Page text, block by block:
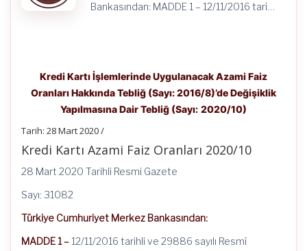
Bankasından: MADDE 1 – 12/11/2016 tari…
Kredi Kartı İşlemlerinde Uygulanacak Azami Faiz
Oranları Hakkında Tebliğ (Sayı: 2016/8)’de Değişiklik
Yapılmasına Dair Tebliğ (Sayı: 2020/10)
Tarih: 28 Mart 2020 /
Kredi Kartı Azami Faiz Oranları 2020/10
28 Mart 2020 Tarihli Resmi Gazete
Sayı: 31082
Türkiye Cumhuriyet Merkez Bankasından:
MADDE 1 – 12/11/2016 tarihli ve 29886 sayılı Resmî